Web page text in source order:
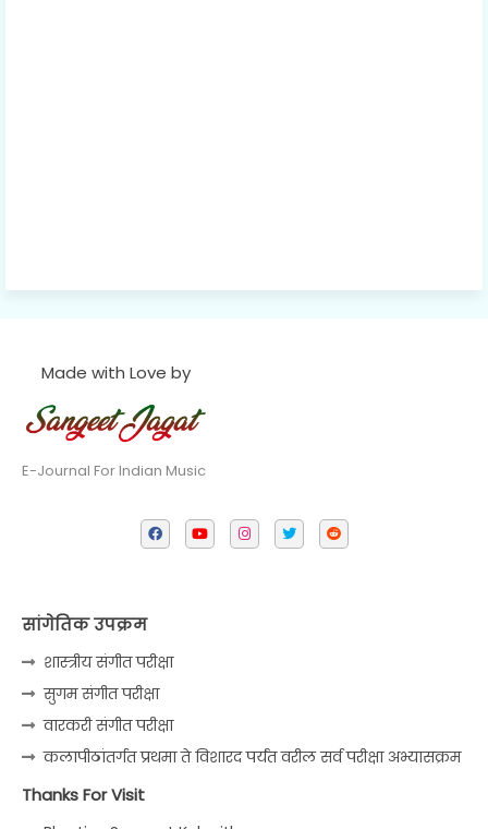
Made with Love by
E-Journal For Indian Music
सांगेतिक उपक्रम
शास्त्रीय संगीत परीक्षा
सुगम संगीत परीक्षा
वारकरी संगीत परीक्षा
कलापीठांतर्गत प्रथमा ते विशारद पर्यंत वरील सर्व परीक्षा अभ्यासक्रम
Thanks For Visit